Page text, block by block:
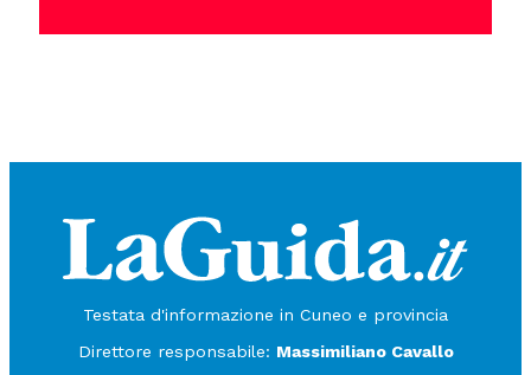
Testata d'informazione in Cuneo e provincia
Direttore responsabile: Massimiliano Cavallo